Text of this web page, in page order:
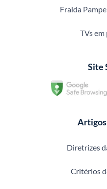
Fralda
TVs
Site
Diretrizes
Critérios